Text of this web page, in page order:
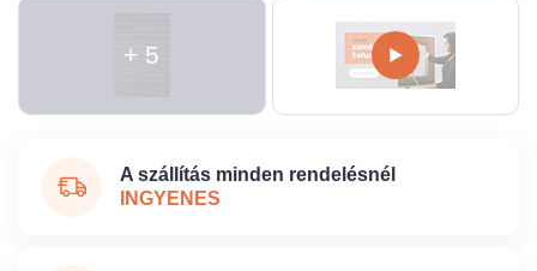
+ 5
A szállítás minden rendelésnél
INGYENES